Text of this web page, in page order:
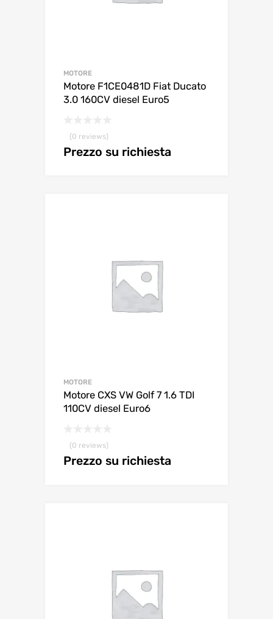
MOTORE
Motore F1CE0481D Fiat Ducato
3.0 160CV diesel Euro5
(0 reviews)
Prezzo su richiesta
MOTORE
Motore CXS VW Golf 7 1.6 TDI
110CV diesel Euro6
(0 reviews)
Prezzo su richiesta